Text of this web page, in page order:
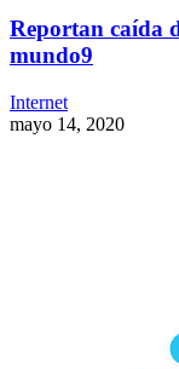
Reportan caída
mundo9
Internet
mayo 14, 2020